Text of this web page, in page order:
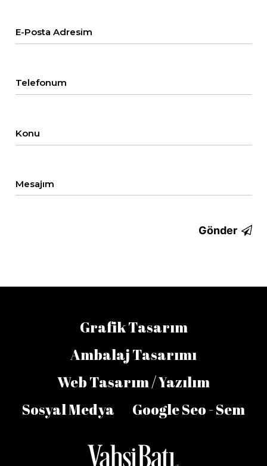
E-Posta Adresim
Telefonum
Konu
Mesajım
Gönder
Grafik Tasarım
Ambalaj Tasarımı
Web Tasarım / Yazılım
Sosyal Medya
Google Seo - Sem